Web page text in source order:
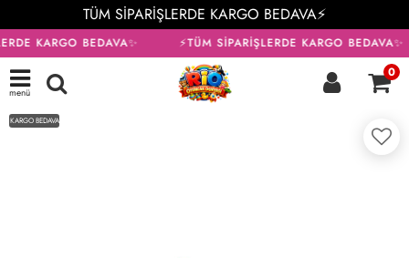
TÜM SİPARİŞLERDE KARGO BEDAVA⚡
KARGO BEDAVA✨ ⚡TÜM SİPARİŞLERDE KARGO BEDAVA✨
menü
0
KARGO BEDAVA